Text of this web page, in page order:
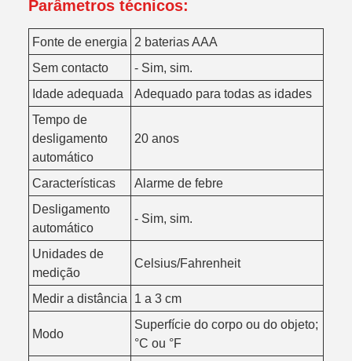
Parâmetros técnicos:
Fonte de energia
2 baterias AAA
Sem contacto
- Sim, sim.
Idade adequada
Adequado para todas as idades
Tempo de
desligamento
automático
20 anos
Características
Alarme de febre
Desligamento
automático
- Sim, sim.
Unidades de
medição
Celsius/Fahrenheit
Medir a distância 1 a 3 cm
Modo
Superfície do corpo ou do objeto;
°C ou °F